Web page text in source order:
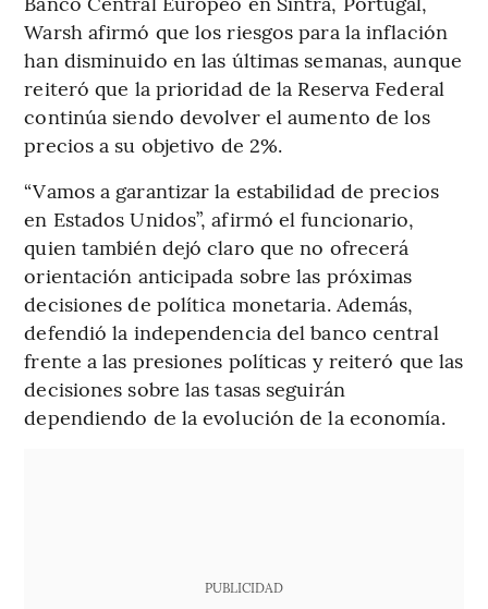
Warsh afirmó que los riesgos para la inflación
han disminuido en las últimas semanas, aunque
reiteró que la prioridad de la Reserva Federal
continúa siendo devolver el aumento de los
precios a su objetivo de 2%.
“Vamos a garantizar la estabilidad de precios
en Estados Unidos”, afirmó el funcionario,
quien también dejó claro que no ofrecerá
orientación anticipada sobre las próximas
decisiones de política monetaria. Además,
defendió la independencia del banco central
frente a las presiones políticas y reiteró que las
decisiones sobre las tasas seguirán
dependiendo de la evolución de la economía.
PUBLICIDAD